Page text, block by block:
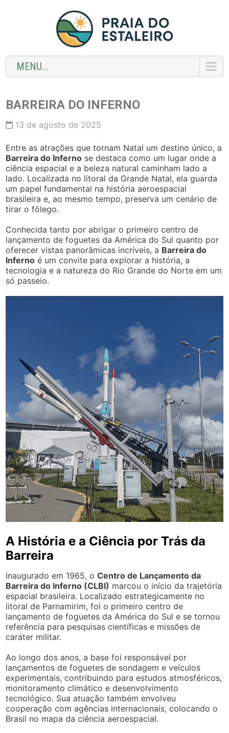
MENU...
BARREIRA DO INFERNO
13 de agosto de 2025
Entre as atrações que tornam Natal um destino único, a
Barreira do Inferno se destaca como um lugar onde a
ciência espacial e a beleza natural caminham lado a
lado. Localizada no litoral da Grande Natal, ela guarda
um papel fundamental na história aeroespacial
brasileira e, ao mesmo tempo, preserva um cenário de
tirar o fôlego.
Conhecida tanto por abrigar o primeiro centro de
lançamento de foguetes da América do Sul quanto por
oferecer vistas panorâmicas incríveis, a Barreira do
Inferno é um convite para explorar a história, a
tecnologia e a natureza do Rio Grande do Norte em um
só passeio.
A História e a Ciência por Trás da
Barreira
Inaugurado em 1965, oCentro de Lançamento da
Barreira do Inferno (CLBI) marcou o início da trajetória
espacial brasileira. Localizado estrategicamente no
litoral de Parnamirim, foi o primeiro centro de
lançamento de foguetes da América do Sul e se tornou
referência para pesquisas científicas e missões de
caráter militar.
Ao longo dos anos, a base foi responsável por
lançamentos de foguetes de sondagem e veículos
experimentais, contribuindo para estudos atmosféricos,
monitoramento climático e desenvolvimento
tecnológico. Sua atuação também envolveu
cooperação com agências internacionais, colocando o
Brasil no mapa da ciência aeroespacial.